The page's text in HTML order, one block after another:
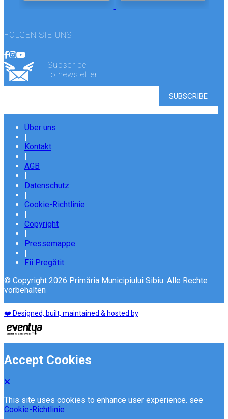
FOLGEN SIE UNS
Subscribe
to newsletter
Über uns
|
Kontakt
|
AGB
|
Datenschutz
|
Cookie-Richtlinie
|
Copyright
|
Pressemappe
|
Fii Pregătit
© Copyright 2026 Primăria Municipiului Sibiu. Alle Rechte
vorbehalten
❤️ Designed, built, maintained & hosted by
Accept Cookies
This site uses cookies to enhance user experience. see
Cookie-Richtlinie